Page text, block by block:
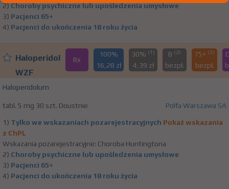
2)Choroby psychiczne lub upośledzenia umysłowe
3) Pacjenci 65+
4) Pacjenci do ukończenia 18 roku życia
Haloperidol
WZF
Rx
100%
16,28 zł
30% (1)
4,39 zł
B (2)
bezpł.
75+ (3)
bezpł.
Haloperidolum
tabl. 5 mg 30 szt. Doustnie Polfa Warszawa SA
1) Tylko we wskazaniach pozarejestracyjnych Pokaż wskazania
z ChPL
Wskazania pozarejestracyjne: Choroba Huntingtona
2) Choroby psychiczne lub upośledzenia umysłowe
3) Pacjenci 65+
4) Pacjenci do ukończenia 18 roku życia